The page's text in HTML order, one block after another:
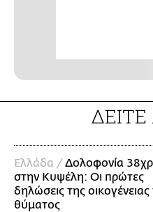
Ελλάδα /Δολοφονία
στην Κυψέλη: Οι πρώτες
δηλώσεις της οικογένειας
θύματος